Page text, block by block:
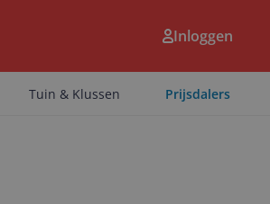
Inloggen
Tuin & Klussen Prijsdalers